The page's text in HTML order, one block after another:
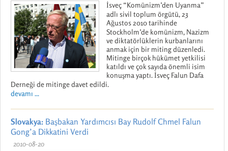
İsveç “Komünizm’den Uyanma”
adlı sivil toplum örgütü, 23
Ağustos 2010 tarihinde
Stockholm’de komünizm, Nazizm
ve diktatörlüklerin kurbanlarını
anmak için bir miting düzenledi.
Mitinge birçok hükümet yetkilisi
katıldı ve çok sayıda önemli isim
konuşma yaptı. İsveç Falun Dafa
Derneği de mitinge davet edildi.
devamı ...
Slovakya: Başbakan Yardımcısı Bay Rudolf Chmel Falun
Gong’a Dikkatini Verdi
2010-08-20